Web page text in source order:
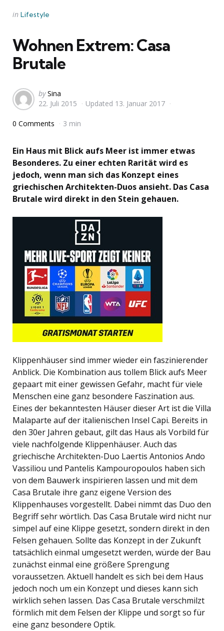
Categories
Posted
in Lifestyle
Wohnen Extrem: Casa
Brutale
Posted
by
by Sina
22. Juli 2015
Updated 13. Januar 2017
0 Comments 3 min
Ein Haus mit Blick aufs Meer ist immer etwas
Besonderes. Zu einer echten Rarität wird es
jedoch, wenn man sich das Konzept eines
griechischen Architekten-Duos ansieht. Das Casa
Brutale wird direkt in den Stein gehauen.
Klippenhäuser sind immer wieder ein faszinierender
Anblick. Die Kombination aus tollem Blick aufs Meer
gepaart mit einer gewissen Gefahr, macht für viele
Menschen eine ganz besondere Faszination aus.
Eines der bekanntesten Häuser dieser Art ist die Villa
Malaparte auf der italienischen Insel Capi. Bereits in
den 30er Jahren gebaut, gilt das Haus als Vorbild für
viele nachfolgende Klippenhäuser. Auch das
griechische Architekten-Duo Laertis Antonios Ando
Vassiliou und Pantelis Kampouropoulos haben sich
von dem Bauwerk inspirieren lassen und mit dem
Casa Brutale ihre ganz eigene Version des
Klippenhauses vorgestellt. Dabei nimmt das Duo den
Begriff sehr wörtlich. Das Casa Brutale wird nicht nur
simpel auf eine Klippe gesetzt, sondern direkt in den
Felsen gehauen. Sollte das Konzept in der Zukunft
tatsächlich einmal umgesetzt werden, würde der Bau
zunächst einmal eine größere Sprengung
voraussetzen. Aktuell handelt es sich bei dem Haus
jedoch noch um ein Konzept und dieses kann sich
wirklich sehen lassen. Das Casa Brutale verschmilzt
förmlich mit dem Felsen der Klippe und sorgt so für
eine ganz besondere Optik.